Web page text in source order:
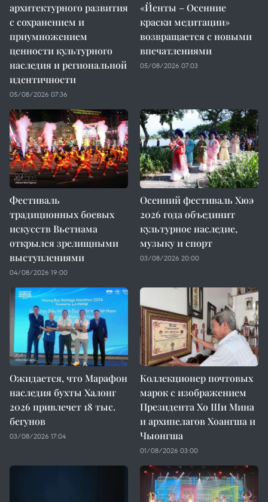
архитектурного развития
с сохранением и
приумножением
ценности культурного
наследия и региональной
идентичности
05/08/2026 07:36
«Йенты – Осенние
краски медитации»
возвращается с новыми
впечатлениями
05/08/2026 07:03
Фестиваль
традиционных боевых
искусств Вьетнама
открылся зрелищными
выступлениями
04/08/2026 19:00
Осенний фестиваль Хюэ
2026 года объединит
культурное наследие,
музыку и спорт
03/08/2026 20:00
Ожидается, что Марафон
наследия бухты Халонг
2026 привлечет 18 тыс.
бегунов
03/08/2026 17:04
Коллекционер почтовых
марок с изображением
Президента Хо Ши Мина
и архипелагов Хоангша и
Чыонгша
01/08/2026 03:00